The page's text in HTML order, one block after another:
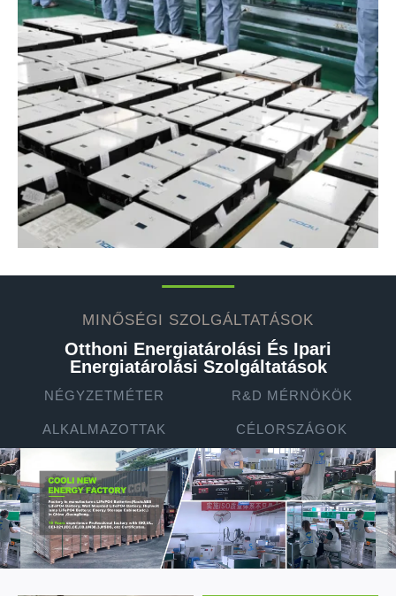
MINŐSÉGI SZOLGÁLTATÁSOK
Otthoni Energiatárolási És Ipari
Energiatárolási Szolgáltatások
NÉGYZETMÉTER R&D MÉRNÖKÖK
ALKALMAZOTTAK CÉLORSZÁGOK